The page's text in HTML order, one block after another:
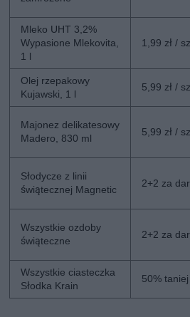
Mleko UHT 3,2%
Wypasione Mlekovita,
1 l
1,99 zł /
Olej rzepakowy
Kujawski, 1 l
5,99 zł /
Majonez delikatesowy
Madero, 830 ml
5,99 zł /
Słodycze z linii
świątecznej Magnetic
2+2 za
Wszystkie ozdoby
świąteczne
2+2 za
Wszystkie ciasteczka
Słodka Krain
50% taniej